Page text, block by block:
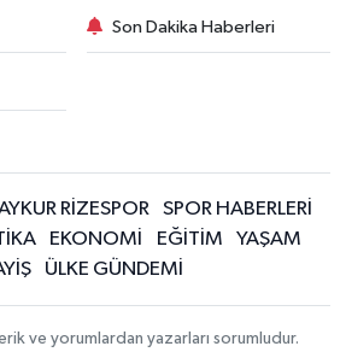
Son Dakika Haberleri
RİZESPOR
SPOR HABERLERİ
EKONOMİ EĞİTİM
YAŞAM
ÜLKE GÜNDEMİ
ve yorumlardan yazarları sorumludur.